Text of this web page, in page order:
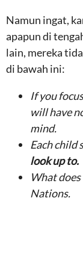
Namun ingat,
apapun di
lain, mereka
di bawah ini:
If you
will have
mind.
Each child
look up to.
What
Nations.